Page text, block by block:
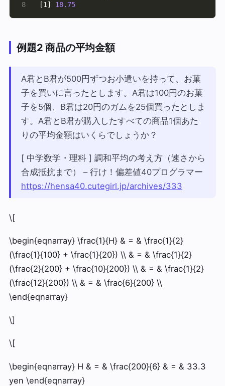
8
[1] 18.75
例題2 商品の平均金額
A君とB君が500円ずつお小遣いを持って、お菓
子を買いに言ったとします。A君は100円のお菓
子を5個、B君は20円のガムを25個買ったとしま
す。A君とB君が購入したすべての商品1個あた
りの平均金額はいくらでしょうか？
[ 中学数学・理科 ] 調和平均の考え方（速さから
合成抵抗まで） – 行け！偏差値40プログラマー
https://hensa40.cutegirl.jp/archives/333
\[
\begin{eqnarray} \frac{1}{H} & = & \frac{1}{2}
(\frac{1}{100} + \frac{1}{20}) \\ & = & \frac{1}{2}
(\frac{2}{200} + \frac{10}{200}) \\ & = & \frac{1}{2}
(\frac{12}{200}) \\ & = & \frac{6}{200} \\
\end{eqnarray}
\]
\[
\begin{eqnarray} H & = & \frac{200}{6} & = & 33.3
yen \end{eqnarray}